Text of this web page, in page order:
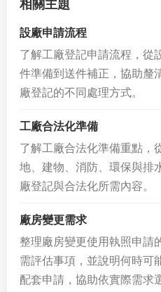
相關主題
設廠申請流程
了解工廠登記申請流程，從
件準備到送件補正，協助釐
廠登記的不同處理方式。
工廠合法化準備
了解工廠合法化準備重點，
地、建物、消防、環保與排
廠登記與合法化所需內容。
廠房變更需求
整理廠房變更使用執照申請
需評估事項，並說明何時可
配套申請，協助依實際需求